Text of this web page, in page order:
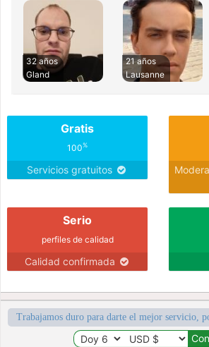
32 años
Gland
21 años
Lausanne
Gratis
100%
Servicios gratuitos
Serio
perfiles de calidad
Calidad confirmada
Trabajamos duro para darte el mejor servicio,